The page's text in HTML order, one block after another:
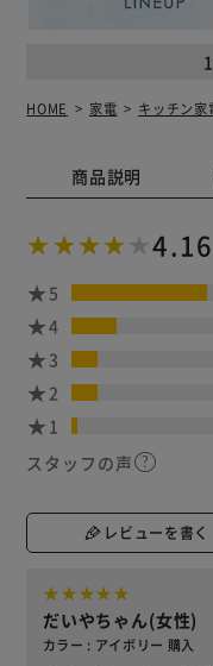
HOME 家電 キッチン家
商品説明
4.16
5
4
3
2
1
スタッフの声
レビューを書く
だいやちゃん(女性)
カラー : アイボリー 購入